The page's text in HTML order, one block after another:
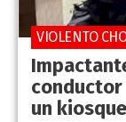
un
VIOLENTO